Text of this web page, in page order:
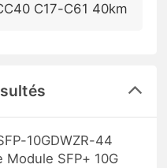
C17-C61 40km
10GDWZR-44
Module SFP+ 10G